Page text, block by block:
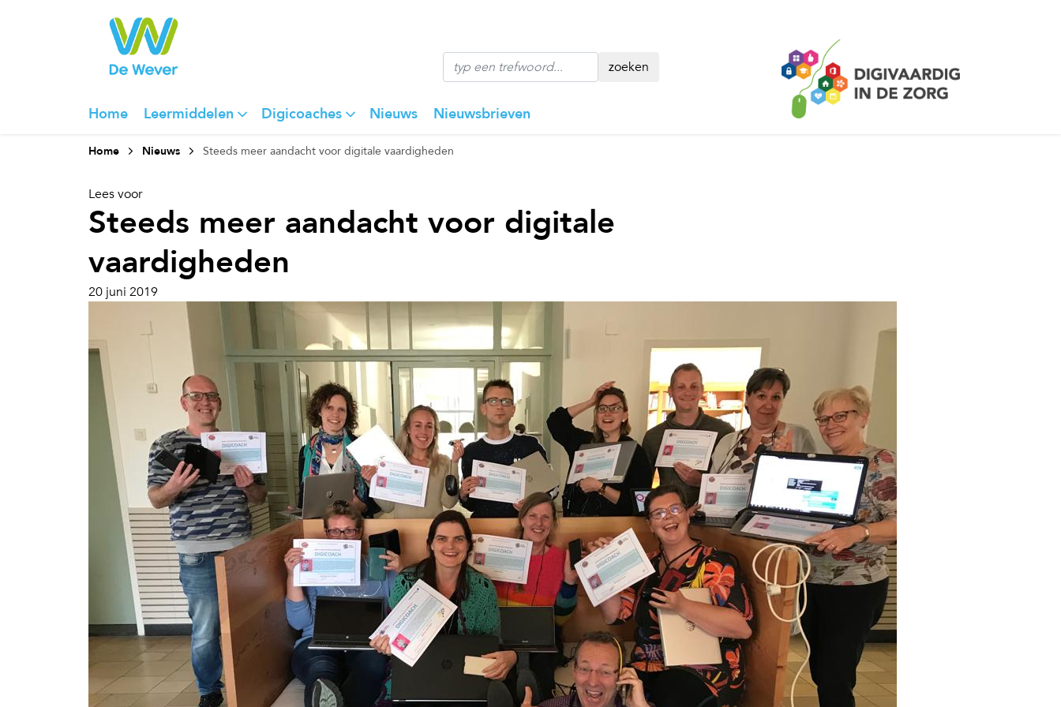
zoeken
Home Leermiddelen Digicoaches Nieuws Nieuwsbrieven
Home Nieuws Steeds meer aandacht voor digitale vaardigheden
Lees voor
Steeds meer aandacht voor digitale
vaardigheden
20 juni 2019